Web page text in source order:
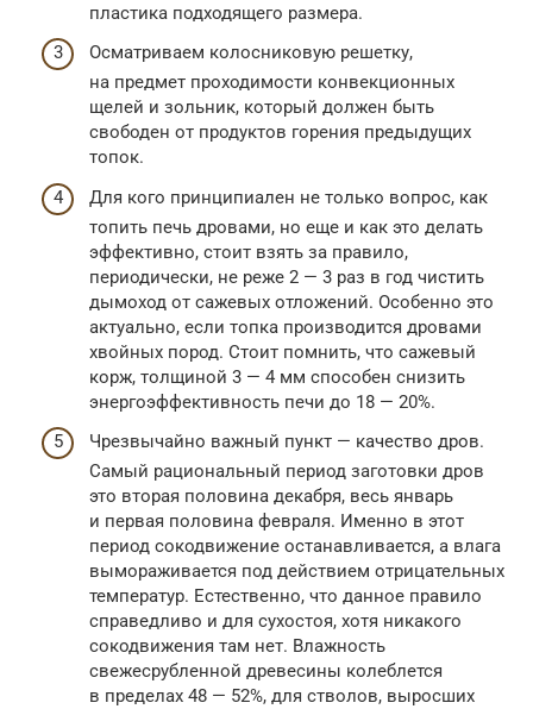
пластика подходящего размера.
Осматриваем колосниковую решетку,
на предмет проходимости конвекционных
щелей и зольник, который должен быть
свободен от продуктов горения предыдущих
топок.
Для кого принципиален не только вопрос, как
топить печь дровами, но еще и как это делать
эффективно, стоит взять за правило,
периодически, не реже 2 — 3 раз в год чистить
дымоход от сажевых отложений. Особенно это
актуально, если топка производится дровами
хвойных пород. Стоит помнить, что сажевый
корж, толщиной 3 — 4 мм способен снизить
энергоэффективность печи до 18 — 20%.
Чрезвычайно важный пункт — качество дров.
Самый рациональный период заготовки дров
это вторая половина декабря, весь январь
и первая половина февраля. Именно в этот
период сокодвижение останавливается, а влага
вымораживается под действием отрицательных
температур. Естественно, что данное правило
справедливо и для сухостоя, хотя никакого
сокодвижения там нет. Влажность
свежесрубленной древесины колеблется
в пределах 48 — 52%, для стволов, выросших